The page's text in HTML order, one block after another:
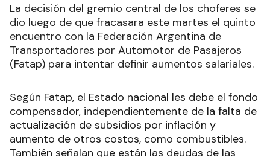
La decisión del gremio central de los choferes se
dio luego de que fracasara este martes el quinto
encuentro con la Federación Argentina de
Transportadores por Automotor de Pasajeros
(Fatap) para intentar definir aumentos salariales.
Según Fatap, el Estado nacional les debe el fondo
compensador, independientemente de la falta de
actualización de subsidios por inflación y
aumento de otros costos, como combustibles.
También señalan que están las deudas de las